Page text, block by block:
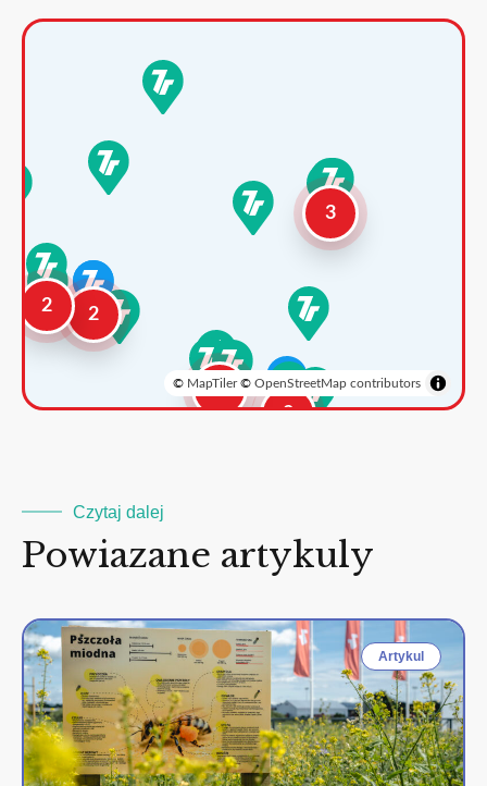
2
2
3
2
3
© MapTiler© OpenStreetMap contributors
Czytaj dalej
Powiazane artykuly
Artykul